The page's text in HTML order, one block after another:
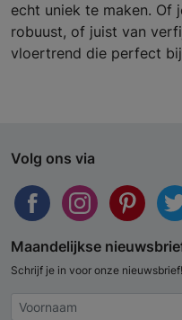
echt uniek te maken. Of
robuust, of juist van
vloertrend die perfect
Volg ons via
Maandelijkse
Schrijf je in voor onze nieuwsbrief!